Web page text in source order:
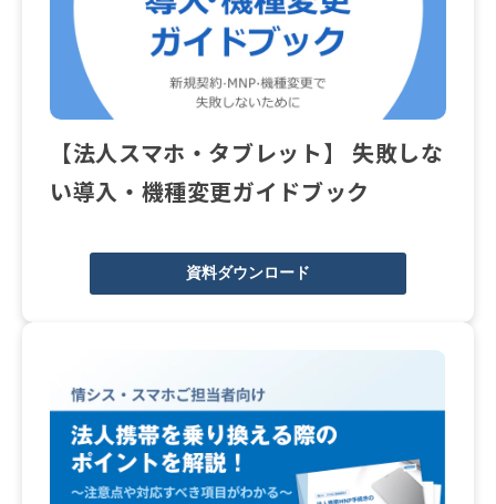
【法人スマホ・タブレット​】 失敗しな
い導入・機種変更ガイドブック
資料ダウンロード